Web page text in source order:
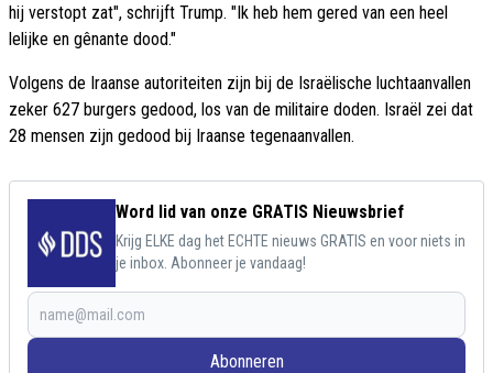
hij verstopt zat", schrijft Trump. "Ik heb hem gered van een heel
lelijke en gênante dood."
Volgens de Iraanse autoriteiten zijn bij de Israëlische luchtaanvallen
zeker 627 burgers gedood, los van de militaire doden. Israël zei dat
28 mensen zijn gedood bij Iraanse tegenaanvallen.
Word lid van onze GRATIS Nieuwsbrief
Krijg ELKE dag het ECHTE nieuws GRATIS en voor niets in
je inbox. Abonneer je vandaag!
Abonneren